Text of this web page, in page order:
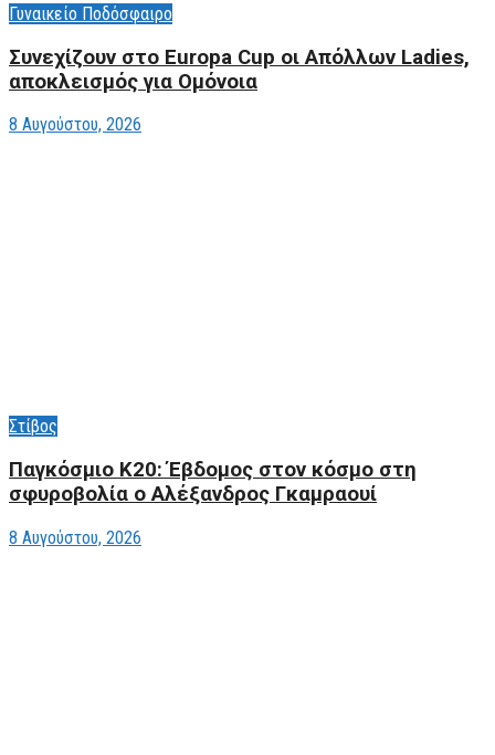
Γυναικείο Ποδόσφαιρο
Συνεχίζουν στο Europa Cup οι Aπόλλων Ladies,
αποκλεισμός για Ομόνοια
8 Αυγούστου, 2026
Στίβος
Παγκόσμιο Κ20: Έβδομος στον κόσμο στη
σφυροβολία ο Αλέξανδρος Γκαμραουί
8 Αυγούστου, 2026